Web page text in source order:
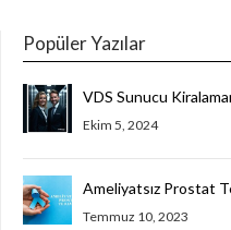
Popüler Yazılar
VDS Sunucu
Ekim 5, 2024
Ameliyatsız Prostat
Temmuz 10, 2023